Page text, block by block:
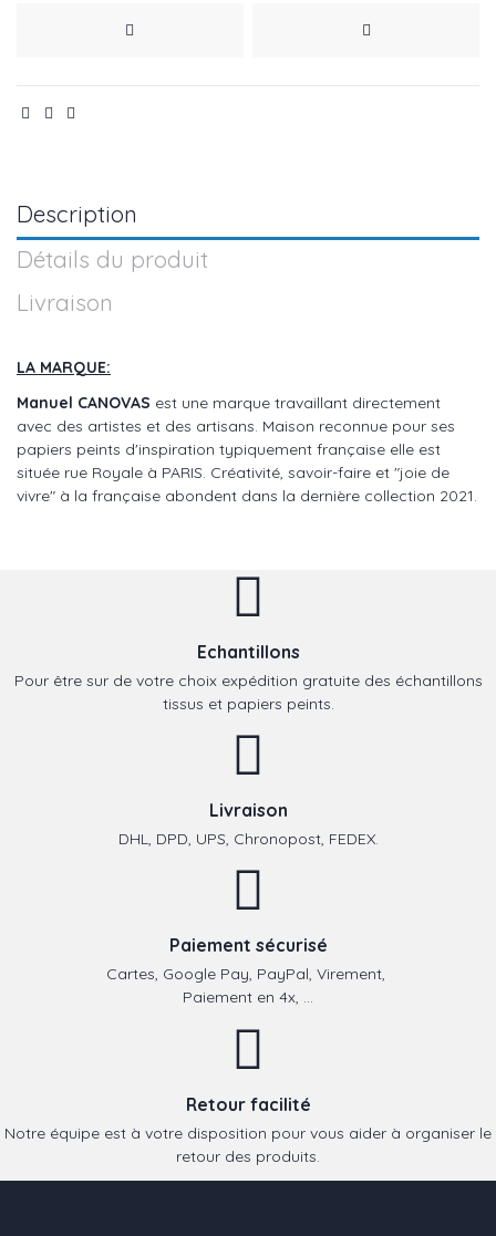
Description
Détails du produit
Livraison
LA MARQUE:
Manuel CANOVAS est une marque travaillant directement
avec des artistes et des artisans. Maison reconnue pour ses
papiers peints d'inspiration typiquement française elle est
située rue Royale à PARIS. Créativité, savoir-faire et "joie de
vivre" à la française abondent dans la dernière collection 2021.
Echantillons
Pour être sur de votre choix expédition gratuite des échantillons
tissus et papiers peints.
Livraison
DHL, DPD, UPS, Chronopost, FEDEX.
Paiement sécurisé
Cartes, Google Pay, PayPal, Virement,
Paiement en 4x, ...
Retour facilité
Notre équipe est à votre disposition pour vous aider à organiser le
retour des produits.